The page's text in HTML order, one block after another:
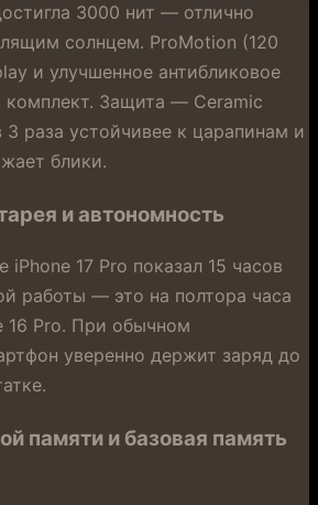
3000 нит — отлично
солнцем. ProMotion (120
и улучшенное антибликовое
комплект. Защита — Ceramic
раза устойчивее к царапинам и
блики.
и автономность
iPhone 17 Pro показал 15 часов
работы — это на полтора часа
16 Pro. При обычном
уверенно держит заряд до
памяти и базовая память